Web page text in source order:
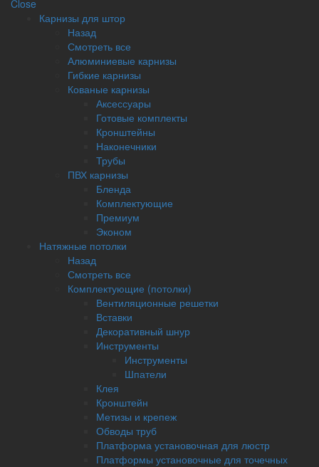
Close
Карнизы для штор
Назад
Смотреть все
Алюминиевые карнизы
Гибкие карнизы
Кованые карнизы
Аксессуары
Готовые комплекты
Кронштейны
Наконечники
Трубы
ПВХ карнизы
Бленда
Комплектующие
Премиум
Эконом
Натяжные потолки
Назад
Смотреть все
Комплектующие (потолки)
Вентиляционные решетки
Вставки
Декоративный шнур
Инструменты
Инструменты
Шпатели
Клея
Кронштейн
Метизы и крепеж
Обводы труб
Платформа установочная для люстр
Платформы установочные для точечных